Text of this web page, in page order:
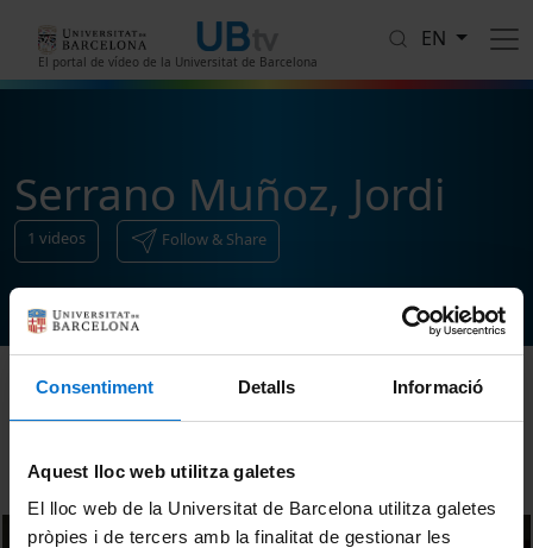
Consentiment Detalls Informació
Aquest lloc web utilitza galetes
El lloc web de la Universitat de Barcelona utilitza galetes
pròpies i de tercers amb la finalitat de gestionar les
El portal de vídeo de la Universitat de Barcelona
EN
Serrano Muñoz, Jordi
1 videos Follow & Share
Sort